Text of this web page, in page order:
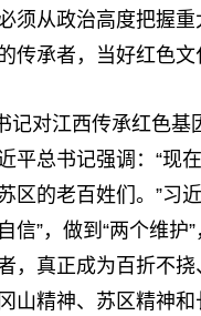
须从政治高度把握
传承者，当好红色文
记对江西传承红色
平总书记强调：“现
区的老百姓们。”习
信”，做到“两个维
，真正成为百折不
山精神、苏区精神